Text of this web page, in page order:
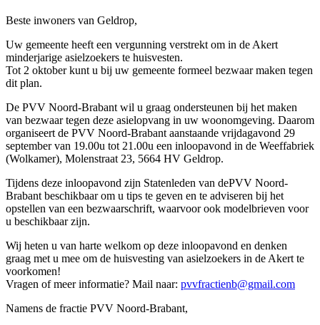
Beste inwoners van Geldrop,
Uw gemeente heeft een vergunning verstrekt om in de Akert
minderjarige asielzoekers te huisvesten.
Tot 2 oktober kunt u bij uw gemeente formeel bezwaar maken tegen
dit plan.
De PVV Noord-Brabant wil u graag ondersteunen bij het maken
van bezwaar tegen deze asielopvang in uw woonomgeving. Daarom
organiseert de PVV Noord-Brabant aanstaande vrijdagavond 29
september van 19.00u tot 21.00u een inloopavond in de Weeffabriek
(Wolkamer), Molenstraat 23, 5664 HV Geldrop.
Tijdens deze inloopavond zijn Statenleden van dePVV Noord-
Brabant beschikbaar om u tips te geven en te adviseren bij het
opstellen van een bezwaarschrift, waarvoor ook modelbrieven voor
u beschikbaar zijn.
Wij heten u van harte welkom op deze inloopavond en denken
graag met u mee om de huisvesting van asielzoekers in de Akert te
voorkomen!
Vragen of meer informatie? Mail naar: pvvfractienb@gmail.com
Namens de fractie PVV Noord-Brabant,